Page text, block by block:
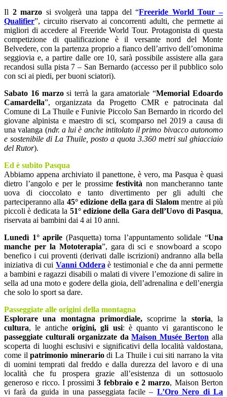
Il 2 marzo si svolgerà una tappa del “Freeride World Tour –
Qualifier”, circuito riservato ai concorrenti adulti, che permette ai
migliori di accedere al Freeride World Tour. Protagonista di questa
competizione di qualificazione è il versante nord del Monte
Belvedere, con la partenza proprio a fianco dell’arrivo dell’omonima
seggiovia e, a partire dalle ore 10, sarà possibile assistere alla gara
recandosi sulla pista 7 – San Bernardo (accesso per il pubblico solo
con sci ai piedi, per buoni sciatori).
Sabato 16 marzosi terrà la gara amatoriale “Memorial Edoardo
Camardella”, organizzata da Progetto CMR e patrocinata dal
Comune di La Thuile e Funivie Piccolo San Bernardo in ricordo del
giovane alpinista e maestro di sci, scomparso nel 2019 a causa di
una valanga (ndr. a lui è anche intitolato il primo bivacco autonomo
e sostenibile di La Thuile, posto a quota 3.360 metri sul ghiacciaio
del Rutor).
Ed è subito Pasqua
Abbiamo appena archiviato il panettone, è vero, ma Pasqua è quasi
dietro l’angolo e per le prossimefestività non mancheranno tante
uova di cioccolato e tanto divertimento per gli adulti che
parteciperanno alla 45° edizione della gara di Slalommentre ai più
piccoli è dedicata la 51° edizione della Gara dell’Uovo di Pasqua,
riservata ai bambini dai 4 ai 10 anni.
Lunedì 1° aprile (Pasquetta) torna l’appuntamento solidale “Una
manche per la Mototerapia”, gara di sci e snowboard a scopo
benefico i cui proventi (derivati dalle iscrizioni) andranno alla bella
iniziativa di cui Vanni Oddera è testimonial e che da anni permette
a bambini e ragazzi disabili o malati di vivere l’emozione di salire in
sella ad una moto e godere della gioia, dell’adrenalina e dell’energia
che solo lo sport sa dare.
Passeggiate alle origini della montagna
Esplorare una montagna primordiale,scoprirne la storia, la
cultura, le antiche origini, gli usi: è quanto vi garantiscono le
passeggiate culturali organizzate daMaison Musée Berton alla
scoperta di luoghi esclusivi e significativi della località valdostana,
come ilpatrimonio minerariodi La Thuile i cui siti narrano la vita
di uomini temprati dal freddo e dalla durezza del lavoro e di una
località che fu prospera grazie all’esistenza di un sottosuolo
generoso e ricco. I prossimi3 febbraio e 2 marzo, Maison Berton
vi farà da guida in una passeggiata facile – L’Oro Nero di La